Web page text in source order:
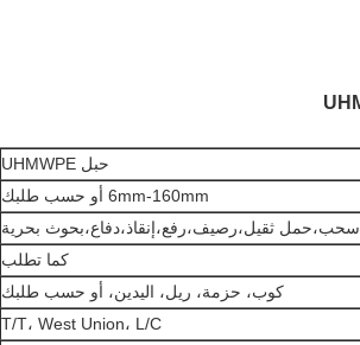
حبل UHMWPE
6mm-160mm أو حسب طلبك
سحب،حمل ثقيل،رصيف،رفع،إنقاذ،دفاع،بحوث بحرية
كما تطلب
كوب، حزمة، ريل، اليدين، أو حسب طلبك
T/T، West Union، L/C